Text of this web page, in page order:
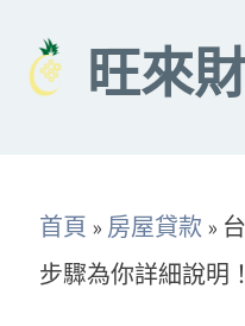
content
旺來
首頁 » 房屋貸款 »
步驟為你詳細說明！